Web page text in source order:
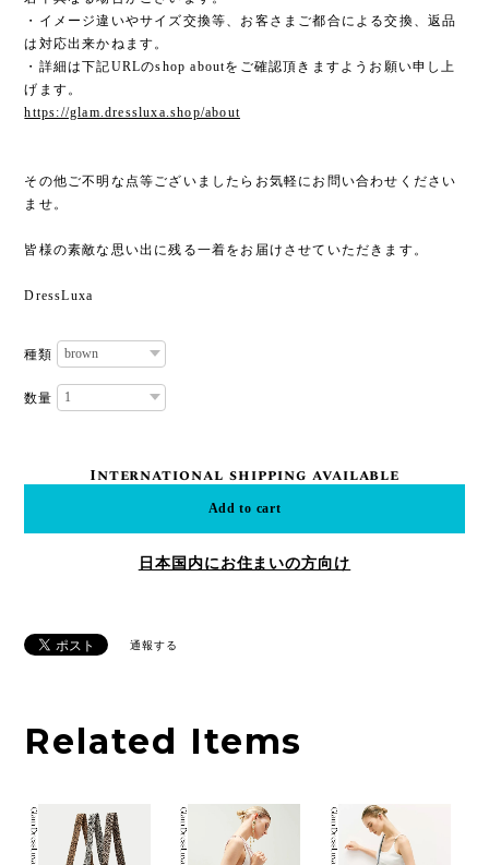
・イメージ違いやサイズ交換等、お客さまご都合による交換、返品
は対応出来かねます。
・詳細は下記URLのshop aboutをご確認頂きますようお願い申し上
げます。
https://glam.dressluxa.shop/about
その他ご不明な点等ございましたらお気軽にお問い合わせください
ませ。
皆様の素敵な思い出に残る一着をお届けさせていただきます。
DressLuxa
種類
数量
International shipping available
Add to cart
日本国内にお住まいの方向け
通報する
Related Items